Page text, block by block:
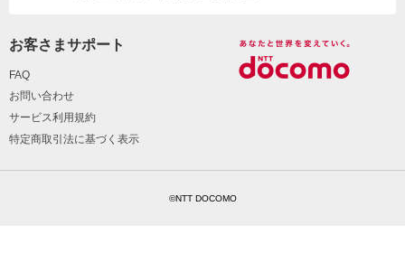
お客さまサポート
FAQ
お問い合わせ
サービス利用規約
特定商取引法に基づく表示
©NTT DOCOMO